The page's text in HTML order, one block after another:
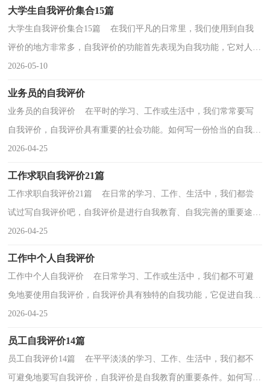
大学生自我评价集合15篇
大学生自我评价集合15篇 在我们平凡的日常里，我们使用到自我
评价的地方非常多，自我评价的功能首先表现为自我功能，它对人的
自我发展、自我完善、自我实现有着特殊的意义。大...
2026-05-10
业务员的自我评价
业务员的自我评价 在平时的学习、工作或生活中，我们常常要写
自我评价，自我评价具有重要的社会功能。如何写一份恰当的自我评
价呢？下面是小编收集整理的业务员的自我评价，欢迎...
2026-04-25
工作求职自我评价21篇
工作求职自我评价21篇 在日常的学习、工作、生活中，我们都尝
试过写自我评价吧，自我评价是进行自我教育、自我完善的重要途径
之一。相信很多朋友都对写自我评价感到非常苦恼...
2026-04-25
工作中个人自我评价
工作中个人自我评价 在日常学习、工作或生活中，我们都不可避
免地要使用自我评价，自我评价具有独特的自我功能，它促进自我发
展、自我完善、自我实现。写起自我评价来就毫无头...
2026-04-25
员工自我评价14篇
员工自我评价14篇 在平平淡淡的学习、工作、生活中，我们都不
可避免地要写自我评价，自我评价是自我教育的重要条件。如何写自